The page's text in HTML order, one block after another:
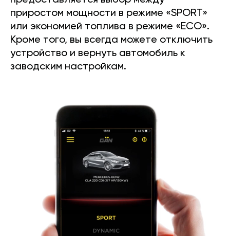
приростом мощности в режиме «SPORT»
или экономией топлива в режиме «ECO».
Кроме того, вы всегда можете отключить
устройство и вернуть автомобиль к
заводским настройкам.